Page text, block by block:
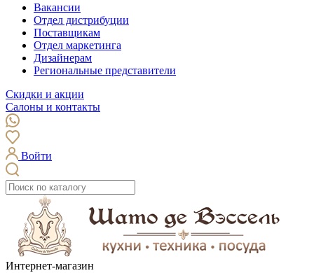
Вакансии
Отдел дистрибуции
Поставщикам
Отдел маркетинга
Дизайнерам
Региональные представители
Скидки и акции
Салоны и контакты
Войти
Интернет-магазин